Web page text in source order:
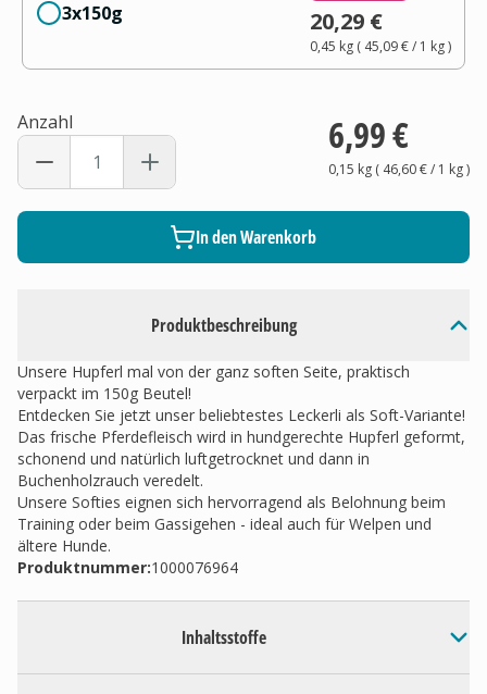
Produktbeschreibung
Unsere Hupferl mal von der ganz soften Seite, praktisch
verpackt im 150g Beutel!
Entdecken Sie jetzt unser beliebtestes Leckerli als Soft-Variante!
Das frische Pferdefleisch wird in hundgerechte Hupferl geformt,
schonend und natürlich luftgetrocknet und dann in
Buchenholzrauch veredelt.
Unsere Softies eignen sich hervorragend als Belohnung beim
Training oder beim Gassigehen - ideal auch für Welpen und
ältere Hunde.
Produktnummer:1000076964
Inhaltsstoffe
3x150g 20,29 €
0,45 kg( 45,09 €/ 1 kg)
Anzahl 6,99 €
0,15 kg( 46,60 €/ 1 kg)
In den Warenkorb